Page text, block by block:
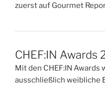
zuerst auf Gourmet
CHEF:IN Awards
Mit den CHEF:IN Awards
ausschließlich weibliche